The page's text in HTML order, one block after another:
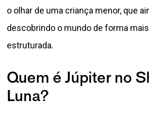
o olhar de uma criança menor, que
descobrindo o mundo de forma
estruturada.
Quem é Júpiter no
Luna?